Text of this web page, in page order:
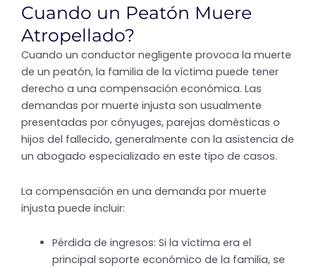
Cuando un Peatón Muere
Atropellado?
Cuando un conductor negligente provoca la muerte
de un peatón, la familia de la víctima puede tener
derecho a una compensación económica. Las
demandas por muerte injusta son usualmente
presentadas por cónyuges, parejas domésticas o
hijos del fallecido, generalmente con la asistencia de
un abogado especializado en este tipo de casos.
La compensación en una demanda por muerte
injusta puede incluir:
Pérdida de ingresos: Si la víctima era el
principal soporte económico de la familia, se